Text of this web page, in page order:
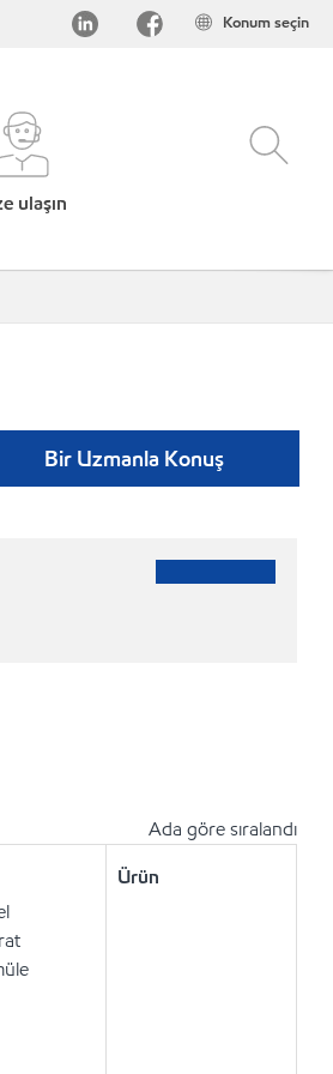
Konum seçin
ulaşın
Bir Uzmanla Konuş
Ada göre sıralandı
Ürün